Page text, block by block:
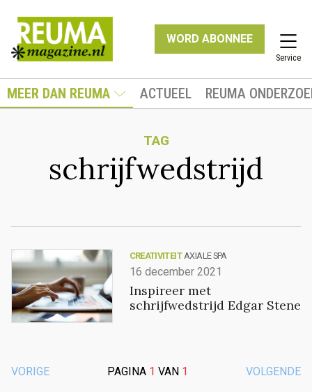
WORD ABONNEE
Service
MEER DAN REUMA ACTUEEL REUMA
TAG
schrijfwedstrijd
CREATIVITEIT AXIALE SPA
16 december 2021
Inspireer met
schrijfwedstrijd Edgar Stene
VORIGE PAGINA 1 VAN 1 VOLGENDE